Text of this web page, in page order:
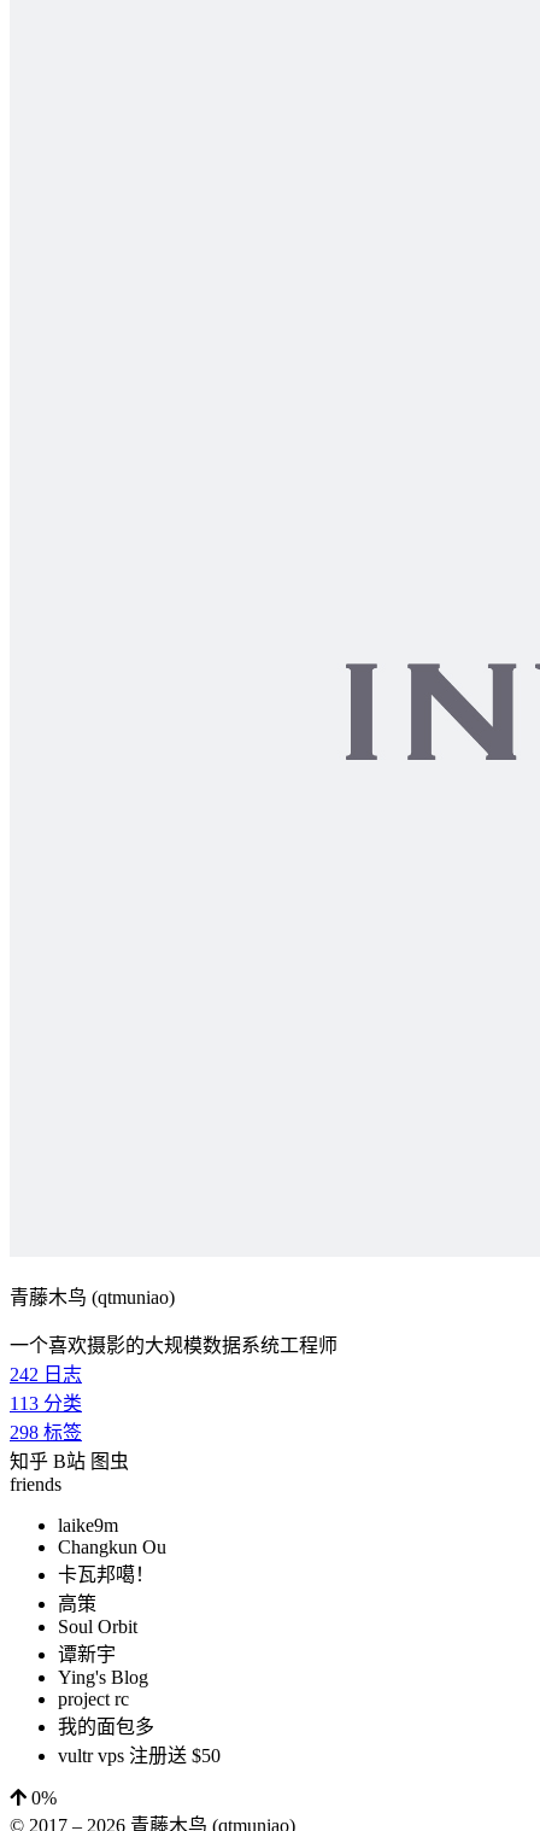
青藤木鸟 (qtmuniao)
一个喜欢摄影的大规模数据系统工程师
242 日志
113 分类
298 标签
知乎 B站 图虫
friends
laike9m
Changkun Ou
卡瓦邦噶！
高策
Soul Orbit
谭新宇
Ying's Blog
project rc
我的面包多
vultr vps 注册送 $50
0%
© 2017 – 2026 青藤木鸟 (qtmuniao)